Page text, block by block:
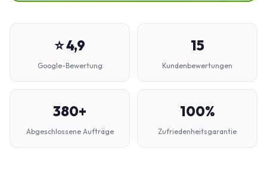
⭐ 4,9
Google-Bewertung
15
Kundenbewertungen
380+
Abgeschlossene Aufträge
100%
Zufriedenheitsgarantie